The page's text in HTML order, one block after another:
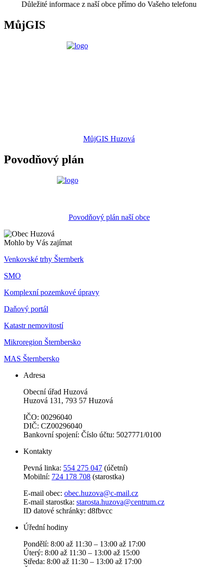
Důležité informace z naší obce přímo do Vašeho telefonu
MůjGIS
MůjGIS Huzová
Povodňový plán
Povodňový plán naší obce
Mohlo by Vás zajímat
Venkovské trhy Šternberk
SMO
Komplexní pozemkové úpravy
Daňový portál
Katastr nemovitostí
Mikroregion Šternbersko
MAS Šternbersko
Adresa
Obecní úřad Huzová
Huzová 131, 793 57 Huzová
IČO: 00296040
DIČ: CZ00296040
Bankovní spojení: Číslo účtu: 5027771/0100
Kontakty
Pevná linka: 554 275 047 (účetní)
Mobilní: 724 178 708 (starostka)
E-mail obec: obec.huzova@c-mail.cz
E-mail starostka: starosta.huzova@centrum.cz
ID datové schránky: d8fbvcc
Úřední hodiny
Pondělí: 8:00 až 11:30 – 13:00 až 17:00
Úterý: 8:00 až 11:30 – 13:00 až 15:00
Středa: 8:00 až 11:30 – 13:00 až 17:00